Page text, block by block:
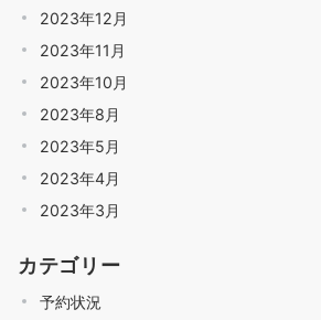
2023年12月
2023年11月
2023年10月
2023年8月
2023年5月
2023年4月
2023年3月
カテゴリー
予約状況